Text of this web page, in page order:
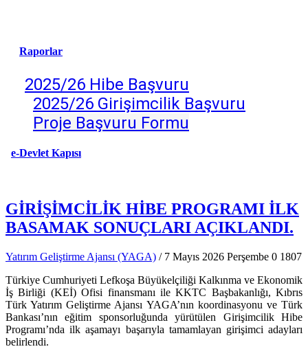
Raporlar
2025/26 Hibe Başvuru
2025/26 Girişimcilik Başvuru
Proje Başvuru Formu
e-Devlet Kapısı
GİRİŞİMCİLİK HİBE PROGRAMI İLK
BASAMAK SONUÇLARI AÇIKLANDI.
Yatırım Geliştirme Ajansı (YAGA) / 7 Mayıs 2026 Perşembe 0 1807
Türkiye Cumhuriyeti Lefkoşa Büyükelçiliği Kalkınma ve Ekonomik
İş Birliği (KEİ) Ofisi finansmanı ile KKTC Başbakanlığı, Kıbrıs
Türk Yatırım Geliştirme Ajansı YAGA’nın koordinasyonu ve Türk
Bankası’nın eğitim sponsorluğunda yürütülen Girişimcilik Hibe
Programı’nda ilk aşamayı başarıyla tamamlayan girişimci adayları
belirlendi.